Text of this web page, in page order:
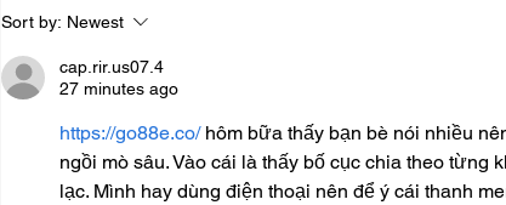
What is the difference
between Carrara, Calacatta
and Statuario marble?
Sort by: Newest
cap.rir.us07.4
27 minutes ago
https://go88e.co/ hôm bữa thấy bạn bè nói nhiều
ngồi mò sâu. Vào cái là thấy bố cục chia theo
lạc. Mình hay dùng điện thoại nên để ý cái thanh